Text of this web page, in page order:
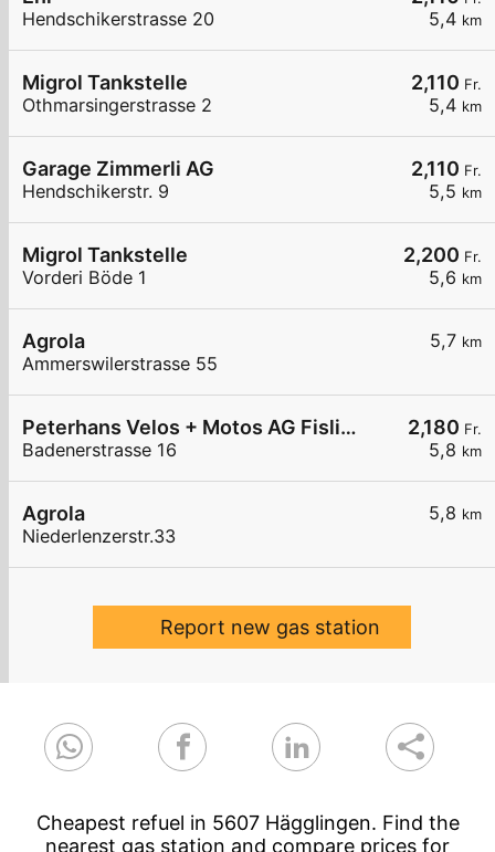
5,4 km
Hendschikerstrasse 20
2,110 Fr.
5,4 km
Migrol Tankstelle
Othmarsingerstrasse 2
2,110 Fr.
5,5 km
Garage Zimmerli AG
Hendschikerstr. 9
2,200 Fr.
5,6 km
Migrol Tankstelle
Vorderi Böde 1
5,7 km
Agrola
Ammerswilerstrasse 55
2,180 Fr.
5,8 km
Peterhans Velos + Motos AG Fislisbach
Badenerstrasse 16
5,8 km
Agrola
Niederlenzerstr.33
Report new gas station
Cheapest refuel in 5607 Hägglingen. Find the
nearest gas station and compare prices for